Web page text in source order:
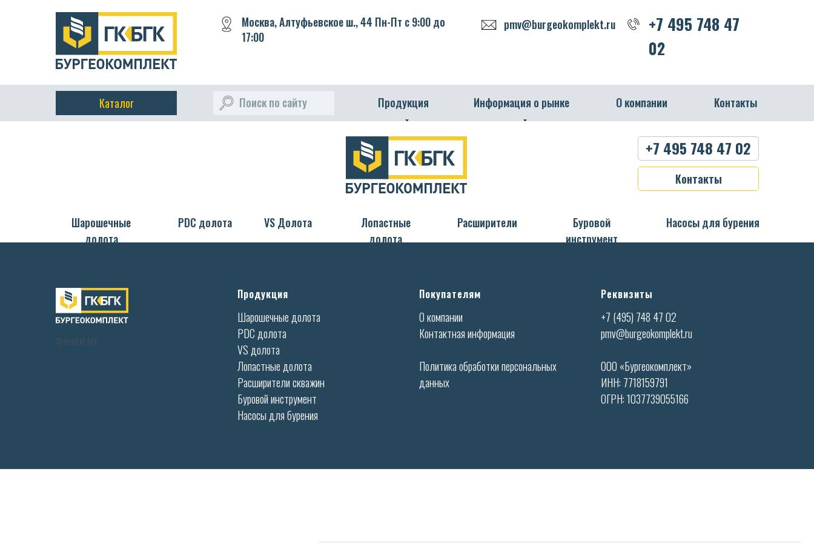
Каталог Продукция О компании Контакты
pmv@burgeokomplekt.ru
Москва, Алтуфьевское ш., 44 Пн-Пт с 9:00 до
17:00
+7 495 748 47
02
Поиск по сайту Информация о рынке
+7 495 748 47 02
Шарошечные
долота
Расширители Насосы для бурения
Буровой
инструмент
VS Долота
Лопастные
долота
+7 495 748 47 02
PDC долота
Контакты
PDC долота
+7 495 748 47
Лопастные долота
VS Долота
Буровой
Насосы для бурения
Расширители
Шарошечные долота
© 1998 КГ БГК
Продукция
Шарошечные долота
PDC долота
VS долота
Лопастные долота
Расширители скважин
Буровой инструмент
Насосы для бурения
Покупателям
О компании
Контактная информация
Политика обработки персональных
данных
Реквизиты
+7 (495) 748 47 02
pmv@burgeokomplekt.ru
ООО «Бургеокомплект»
ИНН: 7718159791
ОГРН: 1037739055166